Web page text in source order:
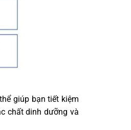
giúp bạn tiết kiệm
chất dinh dưỡng và